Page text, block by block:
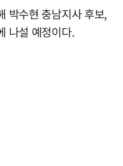
박수현 충남지사 후보,
나설 예정이다.